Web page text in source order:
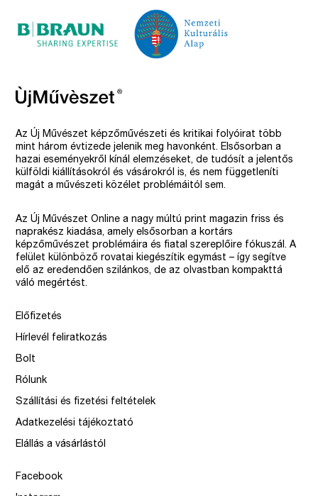
Az Új Művészet képzőművészeti és kritikai folyóirat több
mint három évtizede jelenik meg havonként. Elsősorban a
hazai eseményekről kínál elemzéseket, de tudósít a jelentős
külföldi kiállításokról és vásárokról is, és nem függetleníti
magát a művészeti közélet problémáitól sem.
Az Új Művészet Online a nagy múltú print magazin friss és
naprakész kiadása, amely elsősorban a kortárs
képzőművészet problémáira és fiatal szereplőire fókuszál. A
felület különböző rovatai kiegészítik egymást – így segítve
elő az eredendően szilánkos, de az olvastban kompakttá
váló megértést.
Előfizetés
Hírlevél feliratkozás
Bolt
Rólunk
Szállítási és fizetési feltételek
Adatkezelési tájékoztató
Elállás a vásárlástól
Facebook